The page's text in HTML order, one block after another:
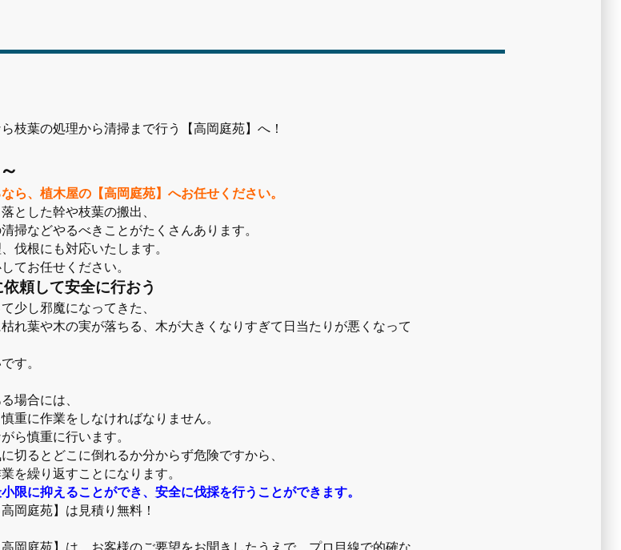
枝葉の処理から清掃まで行う【高岡庭苑】へ！
ら、植木屋の【高岡庭苑】へお任せください。
とした幹や枝葉の搬出、
掃などやるべきことがたくさんあります。
伐根にも対応いたします。
てお任せください。
頼して安全に行おう
少し邪魔になってきた、
れ葉や木の実が落ちる、木が大きくなりすぎて日当たりが悪くなって
す。
場合には、
重に作業をしなければなりません。
ら慎重に行います。
切るとどこに倒れるか分からず危険ですから、
を繰り返すことになります。
限に抑えることができ、安全に伐採を行うことができます。
岡庭苑】は見積り無料！